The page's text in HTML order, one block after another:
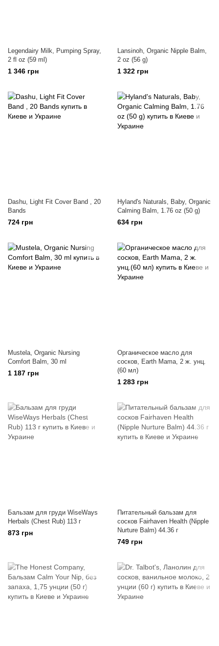
Legendairy Milk, Pumping Spray,
2 fl oz (59 ml)
1 346 грн
Lansinoh, Organic Nipple Balm,
2 oz (56 g)
1 322 грн
Dashu, Light Fit Cover Band , 20
Bands
724 грн
Hyland's Naturals, Baby, Organic
Calming Balm, 1.76 oz (50 g)
634 грн
Mustela, Organic Nursing
Comfort Balm, 30 ml
1 187 грн
Органическое масло для
сосков, Earth Mama, 2 ж. унц.
(60 мл)
1 283 грн
Бальзам для груди WiseWays
Herbals (Chest Rub) 113 г
873 грн
Питательный бальзам для
сосков Fairhaven Health (Nipple
Nurture Balm) 44.36 г
749 грн